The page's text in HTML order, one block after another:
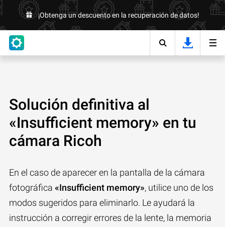
¡Obtenga un descuento en la recuperación de datos!
Solución definitiva al
«Insufficient memory» en tu
cámara Ricoh
En el caso de aparecer en la pantalla de la cámara
fotográfica «Insufficient memory», utilice uno de los
modos sugeridos para eliminarlo. Le ayudará la
instrucción a corregir errores de la lente, la memoria